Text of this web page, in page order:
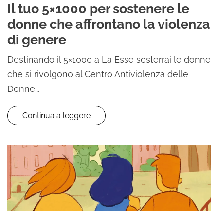
Il tuo 5×1000 per sostenere le
donne che affrontano la violenza
di genere
Destinando il 5×1000 a La Esse sosterrai le donne
che si rivolgono al Centro Antiviolenza delle
Donne...
Continua a leggere